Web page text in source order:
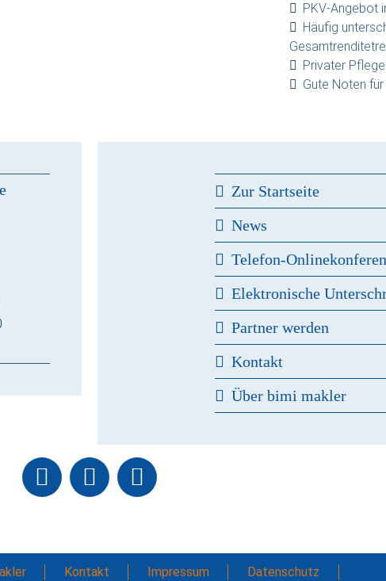
PKV-Angebot
Häufig
Privater
Gute Noten
Zur Startseite
News
Telefon-
Elektronische
Partner werden
Kontakt
Über bimi makler
Kontakt Impressum Datenschutz